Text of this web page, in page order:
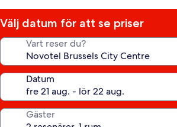
Välj datum för att se priser
Vart reser du?
Datum
Gäster